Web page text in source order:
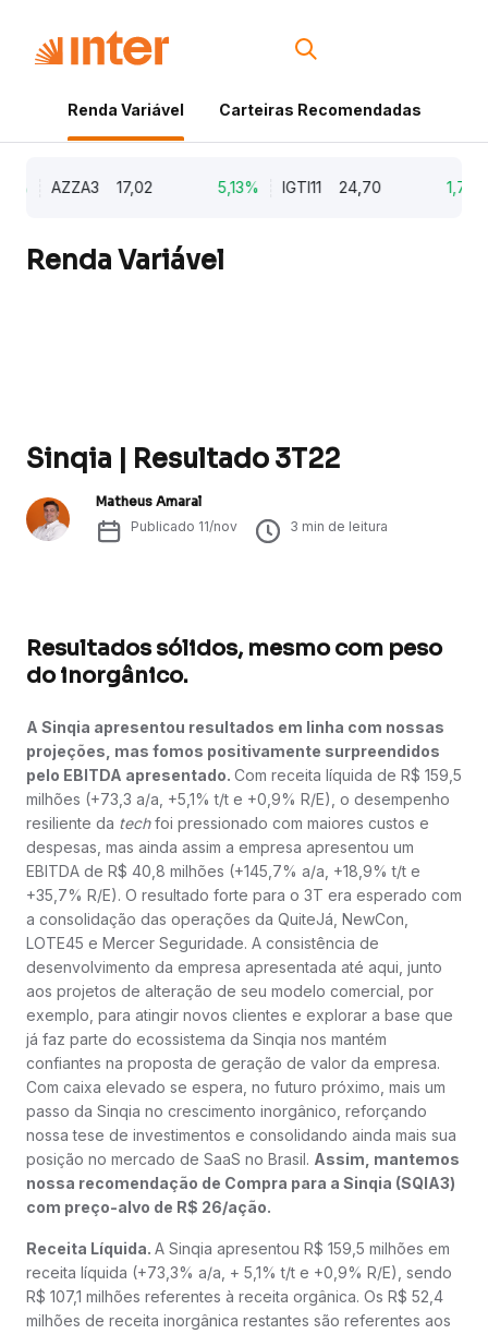
Renda Variável Carteiras Recomendadas
AZZA3 17,02 5,13% IGTI11 24,70 1,77%
Renda Variável
Sinqia | Resultado 3T22
Matheus Amaral
Publicado 11/nov 3 min de leitura
Resultados sólidos, mesmo com peso
do inorgânico.
A Sinqia apresentou resultados em linha com nossas
projeções, mas fomos positivamente surpreendidos
pelo EBITDA apresentado. Com receita líquida de R$ 159,5
milhões (+73,3 a/a, +5,1% t/t e +0,9% R/E), o desempenho
resiliente da techfoi pressionado com maiores custos e
despesas, mas ainda assim a empresa apresentou um
EBITDA de R$ 40,8 milhões (+145,7% a/a, +18,9% t/t e
+35,7% R/E). O resultado forte para o 3T era esperado com
a consolidação das operações da QuiteJá, NewCon,
LOTE45 e Mercer Seguridade. A consistência de
desenvolvimento da empresa apresentada até aqui, junto
aos projetos de alteração de seu modelo comercial, por
exemplo, para atingir novos clientes e explorar a base que
já faz parte do ecossistema da Sinqia nos mantém
confiantes na proposta de geração de valor da empresa.
Com caixa elevado se espera, no futuro próximo, mais um
passo da Sinqia no crescimento inorgânico, reforçando
nossa tese de investimentos e consolidando ainda mais sua
posição no mercado de SaaS no Brasil. Assim, mantemos
nossa recomendação de Compra para a Sinqia (SQIA3)
com preço-alvo de R$ 26/ação.
Receita Líquida. A Sinqia apresentou R$ 159,5 milhões em
receita líquida (+73,3% a/a, + 5,1% t/t e +0,9% R/E), sendo
R$ 107,1 milhões referentes à receita orgânica. Os R$ 52,4
milhões de receita inorgânica restantes são referentes aos